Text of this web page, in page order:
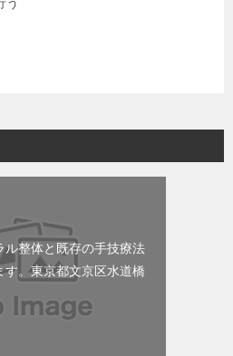
ル整体と既存の手技療法
す。東京都文京区水道橋